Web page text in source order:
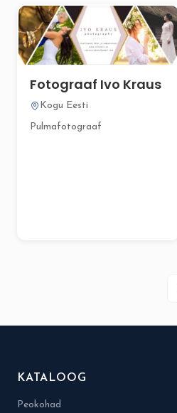
Fotograaf Ivo Kraus
Kogu Eesti
Pulmafotograaf
KATALOOG
Peokohad